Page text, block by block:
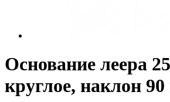
Основание леера
круглое, наклон 90